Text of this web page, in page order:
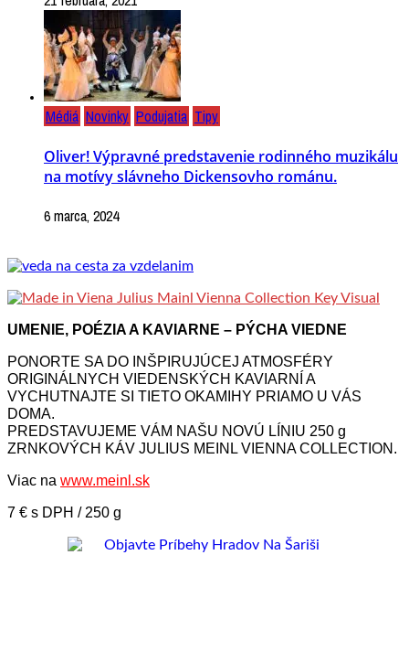
Médiá Novinky Podujatia Tipy
Oliver! Výpravné predstavenie rodinného muzikálu
na motívy slávneho Dickensovho románu.
6 marca, 2024
UMENIE, POÉZIA A KAVIARNE – PÝCHA VIEDNE
PONORTE SA DO INŠPIRUJÚCEJ ATMOSFÉRY
ORIGINÁLNYCH VIEDENSKÝCH KAVIARNÍ A
VYCHUTNAJTE SI TIETO OKAMIHY PRIAMO U VÁS
DOMA.
PREDSTAVUJEME VÁM NAŠU NOVÚ LÍNIU 250 g
ZRNKOVÝCH KÁV JULIUS MEINL VIENNA COLLECTION.
Viac na www.meinl.sk
7 € s DPH / 250 g